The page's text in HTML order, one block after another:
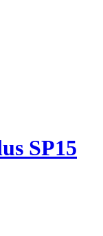
SP15